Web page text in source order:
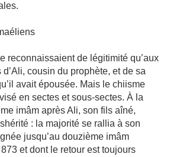
reconnaissaient de légitimité qu’aux
cousin du prophète, et de sa
avait épousée. Mais le chiisme
en sectes et sous-sectes. À la
imâm après Ali, son fils aîné,
: la majorité se rallia à son
jusqu’au douzième imâm
et dont le retour est toujours